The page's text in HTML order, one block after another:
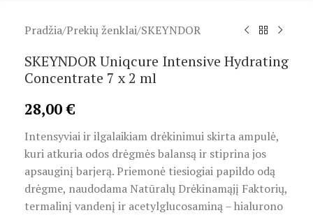
Pradžia/Prekių ženklai/SKEYNDOR
SKEYNDOR Uniqcure Intensive Hydrating
Concentrate 7 x 2 ml
28,00€
Intensyviai ir ilgalaikiam drėkinimui skirta ampulė,
kuri atkuria odos drėgmės balansą ir stiprina jos
apsauginį barjerą. Priemonė tiesiogiai papildo odą
drėgme, naudodama Natūralų Drėkinamąjį Faktorių,
termalinį vandenį ir acetylglucosaminą – hialurono